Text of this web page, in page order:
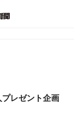
レゼント企画